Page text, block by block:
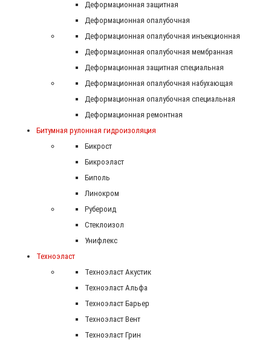
Деформационная защитная
Деформационная опалубочная
Деформационная опалубочная инъекционная
Деформационная опалубочная мембранная
Деформационная защитная специальная
Деформационная опалубочная набухающая
Деформационная опалубочная специальная
Деформационная ремонтная
Битумная рулонная гидроизоляция
Бикрост
Бикроэласт
Биполь
Линокром
Рубероид
Стеклоизол
Унифлекс
Техноэласт
Техноэласт Акустик
Техноэласт Альфа
Техноэласт Барьер
Техноэласт Вент
Техноэласт Грин